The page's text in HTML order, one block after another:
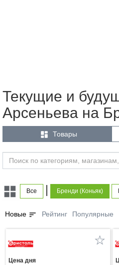
Текущие и
Арсеньева на
 Товары
Все Бренди (Коньяк)
Новые sort Рейтинг Популярные
Цена дня